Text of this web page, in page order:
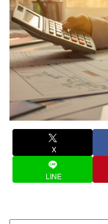
X
LINE